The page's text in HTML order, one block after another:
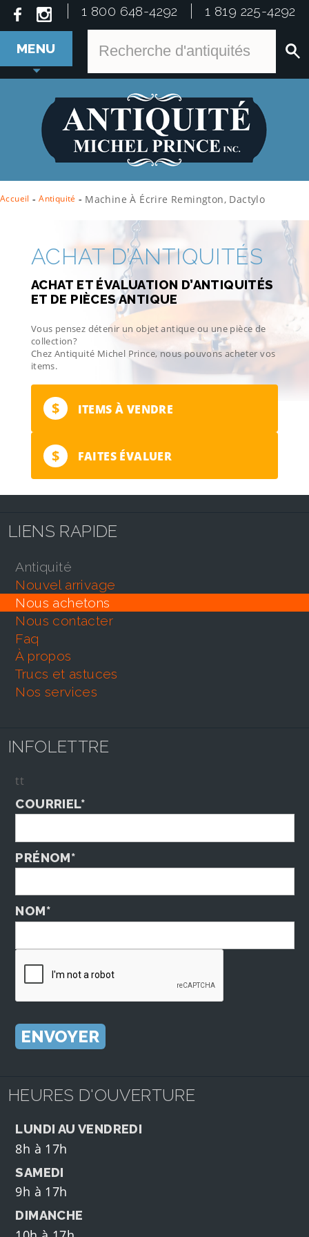
1 800 648-4292 1 819 225-4292
MENU
Accueil - Antiquité - Machine À Écrire Remington, Dactylo
ACHAT D’ANTIQUITÉS
ACHAT ET ÉVALUATION D’ANTIQUITÉS
ET DE PIÈCES ANTIQUE
Vous pensez détenir un objet antique ou une pièce de
collection?
Chez Antiquité Michel Prince, nous pouvons acheter vos
items.
$ ITEMS À VENDRE
$ FAITES ÉVALUER
LIENS RAPIDE
antiquité
nouvel arrivage
nous achetons
nous contacter
faq
À propos
trucs et astuces
nos services
INFOLETTRE
tt
COURRIEL*
PRÉNOM*
NOM*
HEURES D'OUVERTURE
LUNDI AU VENDREDI
8h à 17h
SAMEDI
9h à 17h
DIMANCHE